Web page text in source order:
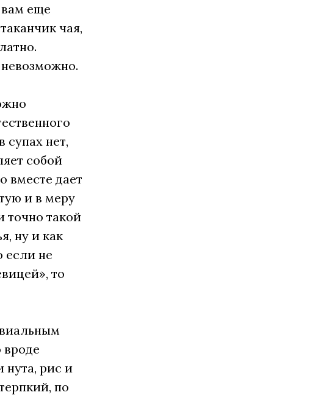
еще
чая,
супах нет,
собой
вместе дает
и в меру
точно такой
ну и как
если не
то
вроде
нута, рис и
по